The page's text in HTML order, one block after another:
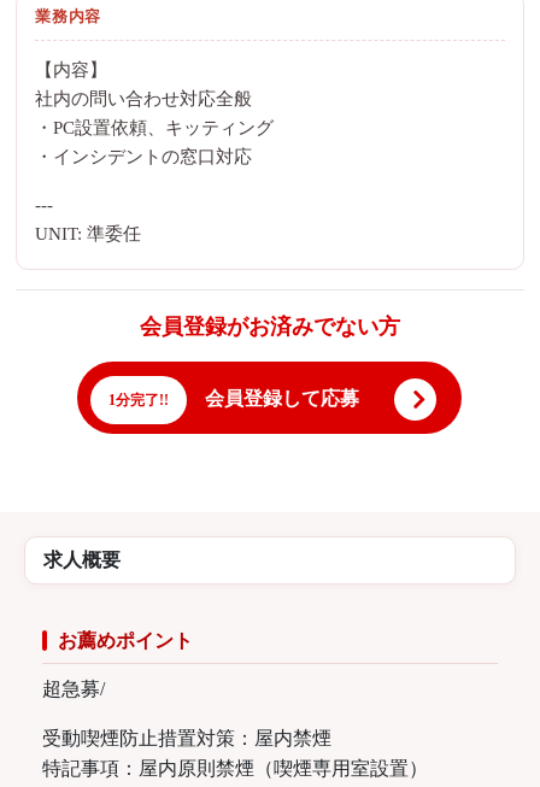
業務内容
【内容】
社内の問い合わせ対応全般
・PC設置依頼、キッティング
・インシデントの窓口対応
---
UNIT: 準委任
会員登録がお済みでない方
1分完了!! 会員登録して応募
求人概要
お薦めポイント
超急募/
受動喫煙防止措置対策：屋内禁煙
特記事項：屋内原則禁煙（喫煙専用室設置）